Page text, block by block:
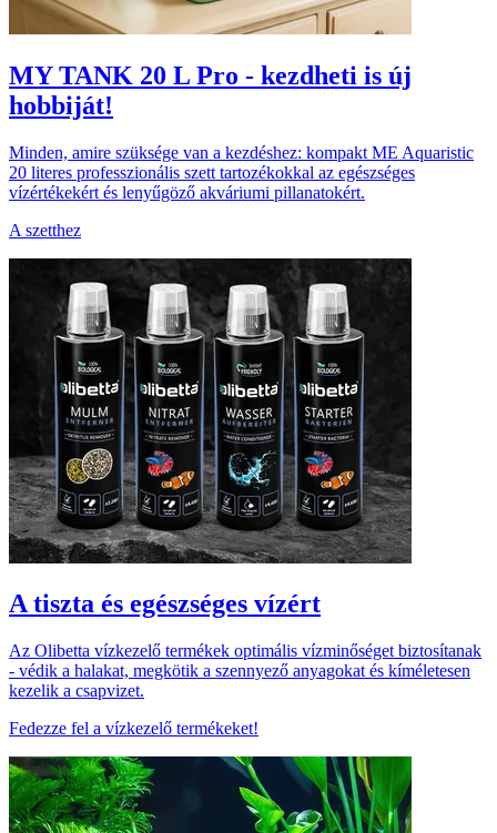
MY TANK 20 L Pro - kezdheti is új
hobbiját!
Minden, amire szüksége van a kezdéshez: kompakt ME Aquaristic
20 literes professzionális szett tartozékokkal az egészséges
vízértékekért és lenyűgöző akváriumi pillanatokért.
A szetthez
A tiszta és egészséges vízért
Az Olibetta vízkezelő termékek optimális vízminőséget biztosítanak
- védik a halakat, megkötik a szennyező anyagokat és kíméletesen
kezelik a csapvizet.
Fedezze fel a vízkezelő termékeket!